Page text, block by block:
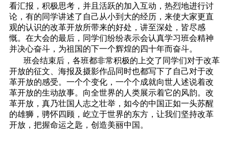
看汇报，积极思考，并且活跃的加入互动，热烈地进行讨
论，有的同学讲述了自己从小到大的经历，来使大家更直
观的认识的改革开放所带来的好处，讲至深处，皆尽感
慨。在大会的最后，同学们纷纷表示会认真学习班会精神
并决心奋斗，为祖国的下一个辉煌的四十年而奋斗。
班会结束后，各班都非常积极的上交了同学们对于改革
开放的征文、海报及摄影作品同时也都写下了自己对于改
革开放的感受。一个个变化，一个个成就向世人述说着改
革开放的生动故事。向全世界的人类展示着它的风韵。改
革开放，真乃壮国人志之壮举，如今的中国正如一头苏醒
的雄狮，骋怀四顾，屹立于世界的东方，让我们坚持改革
开放，把握命运之匙，创造美丽中国。